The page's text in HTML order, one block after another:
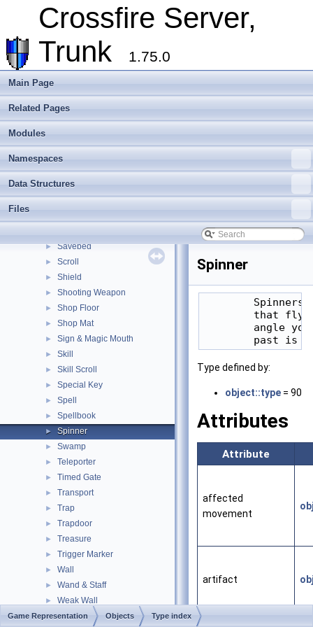
Crossfire Server,
Trunk
1.75.0
Main Page
Related Pages
Modules
Namespaces
Data Structures
Files
Monster & NPC
► Monster (Grimreaper)
► Mood Floor
► Mover
► Player
► Player Changer
►
► Power Crystal
► Projectile
► Savebed
► Scroll
► Shield
► Shooting Weapon
► Shop Floor
► Shop Mat
► Sign & Magic Mouth
► Skill
► Skill Scroll
► Special Key
► Spell
► Spellbook
► Spinner
► Swamp
► Teleporter
► Timed Gate
► Transport
► Trap
► Trapdoor
► Treasure
► Trigger Marker
► Wall
► Wand & Staff
► Weak Wall
► Weapon
Spinner
Spinners
that fly
angle
Type defined by:
object::type = 90
Attributes
Attribute
affected
movement
artifact
Game Representation Objects Type index